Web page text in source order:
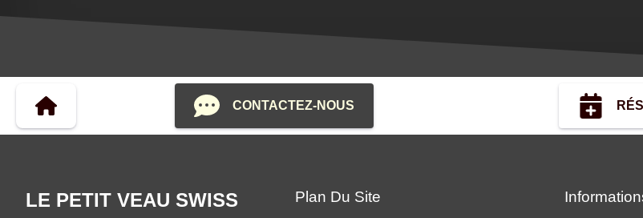
CONTACTEZ-NOUS
LE PETIT VEAU SWISS
Plan Du Site